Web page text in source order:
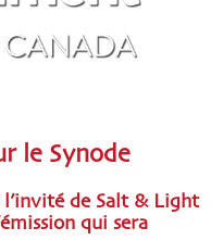
le Synode
l’invité de Salt & Light
qui sera